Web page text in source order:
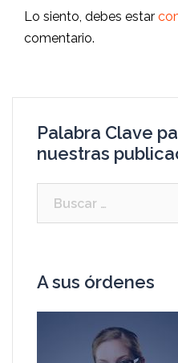
Lo siento, debes estar
comentario.
Palabra Clave
nuestras
A sus órdenes